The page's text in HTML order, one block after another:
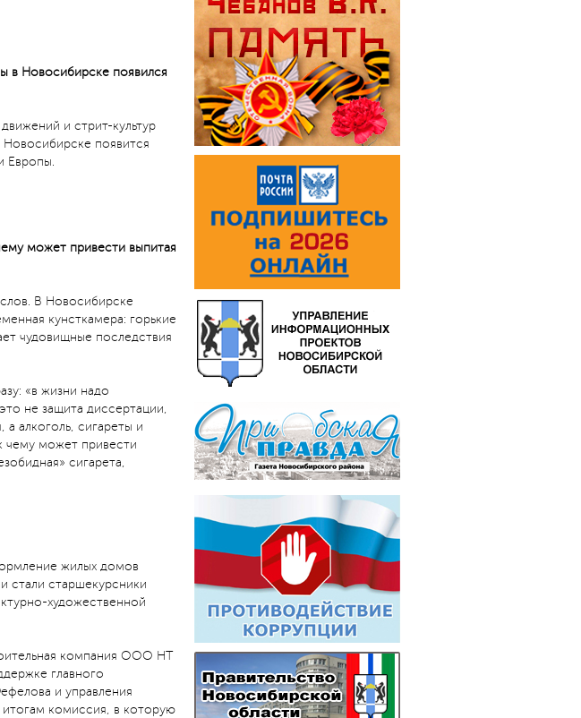
в Новосибирске появился
и стрит-культур
появится
Европы.
может привести выпитая
В Новосибирске
кунсткамера: горькие
чудовищные последствия
«в жизни надо
не защита диссертации,
алкоголь, сигареты и
чему может привести
сигарета,
жилых домов
стали старшекурсники
художественной
компания ООО НТ
главного
и управления
комиссия, в которую